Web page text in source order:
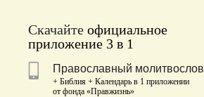
Скачайте официальное
приложение 3 в 1
Православный молитвослов
+ Библия + Календарь в 1 приложении
от фонда «Правжизнь»